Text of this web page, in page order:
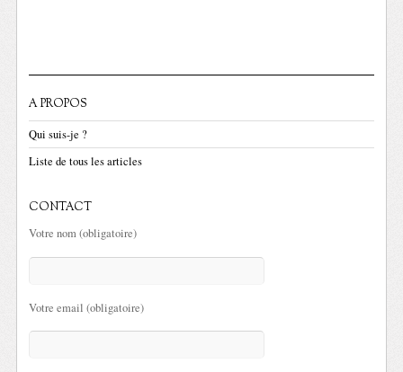
A PROPOS
Qui suis-je ?
Liste de tous les articles
CONTACT
Votre nom (obligatoire)
Votre email (obligatoire)